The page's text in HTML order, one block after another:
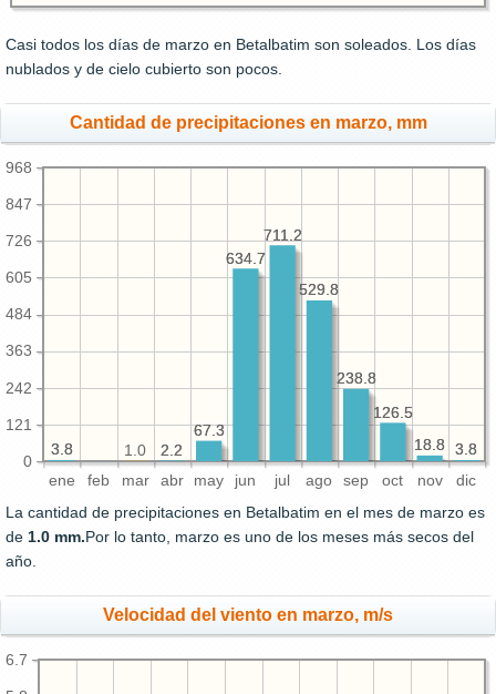
Casi todos los días de marzo en Betalbatim son soleados. Los días
nublados y de cielo cubierto son pocos.
Cantidad de precipitaciones en marzo, mm
ene feb mar abr may jun jul ago sep oct nov dic
0
121
242
363
484
605
726
847
968
3.8
18.8
126.5
238.8
529.8
711.2
634.7
67.3
2.2
3.8 3.8
18.8
126.5
238.8
529.8
711.2
634.7
67.3
2.2
1.0
3.8
La cantidad de precipitaciones en Betalbatim en el mes de marzo es
de 1.0 mm.Por lo tanto, marzo es uno de los meses más secos del
año.
Velocidad del viento en marzo, m/s
6.7